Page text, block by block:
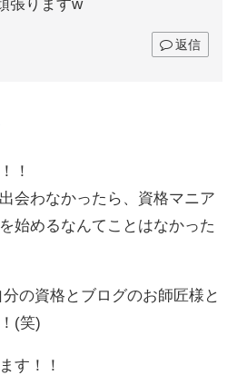
張りますw
返信
！
会わなかったら、資格マニア
始めるなんてことはなかった
の資格とブログのお師匠様と
(笑)
す！！